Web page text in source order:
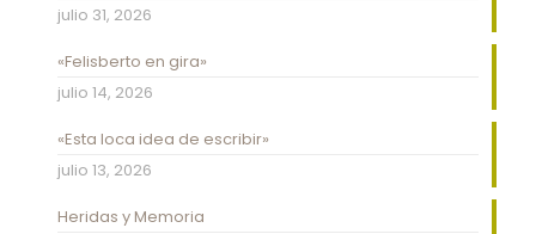
julio 31, 2026
«Felisberto en gira»
julio 14, 2026
«Esta loca idea de escribir»
julio 13, 2026
Heridas y Memoria